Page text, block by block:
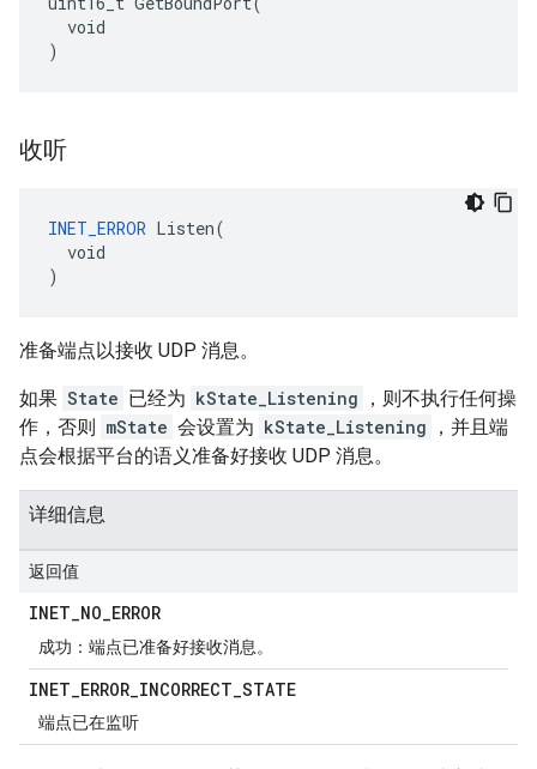
  void
)
收听
INET_ERROR Listen(
  void
)
准备端点以接收 UDP 消息。
如果 State 已经为 kState_Listening
，则不执行任何操
作，否则 mState 会设置为 kState_Listening
，并且端
点会根据平台的语义准备好接收 UDP 消息。
详细信息
返回值
INET_NO_ERROR
成功：端点已准备好接收消息。
INET_ERROR_INCORRECT_STATE
端点已在监听